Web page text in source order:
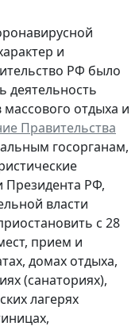
и
РФ было
деятельность
отдыха и
Правительства
госорганам,
Президента РФ,
власти
с 28
прием и
домах отдыха,
(санаториях),
лагерях